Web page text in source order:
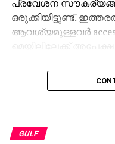
പ്രവേശന
ഒരുക്കിയിട്ടുണ്ട്.
ആവശ്യമുള്ളവര്‍
GULF